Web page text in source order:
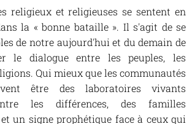
religieux et religieuses se sentent en
la « bonne bataille ». Il s'agit de se
de notre aujourd'hui et du demain de
le dialogue entre les peuples, les
Qui mieux que les communautés
être des laboratoires vivants
les différences, des familles
un signe prophétique face à ceux qui